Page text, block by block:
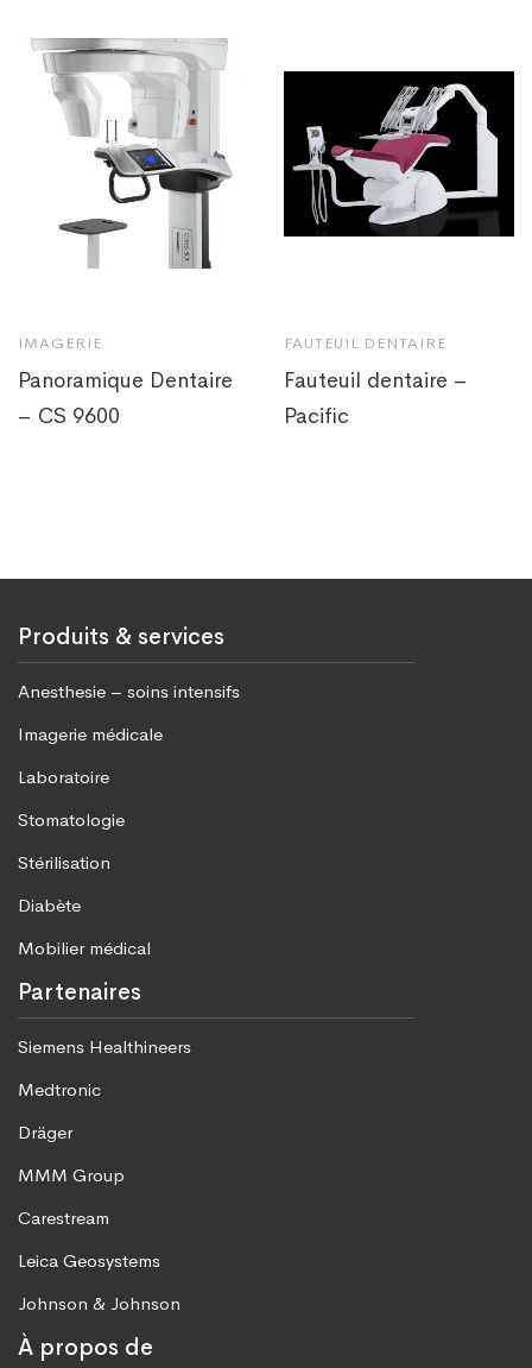
IMAGERIE
Panoramique Dentaire
– CS 9600
FAUTEUIL DENTAIRE
Fauteuil dentaire –
Pacific
Produits & services
Anesthesie – soins intensifs
Imagerie médicale
Laboratoire
Stomatologie
Stérilisation
Diabète
Mobilier médical
Partenaires
Siemens Healthineers
Medtronic
Dräger
MMM Group
Carestream
Leica Geosystems
Johnson & Johnson
À propos de